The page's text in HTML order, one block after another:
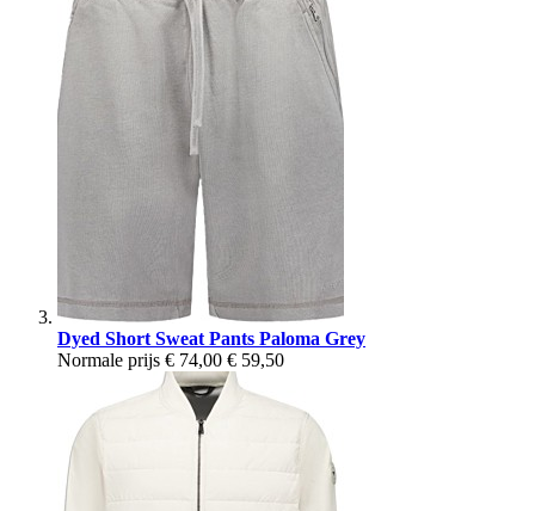
Dyed Short Sweat Pants Paloma Grey
Normale prijs € 74,00 € 59,50